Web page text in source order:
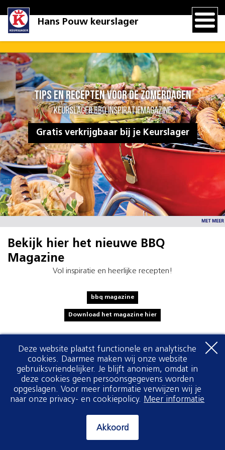
Hans Pouw keurslager
Tips en recepten voor de zomerdagen
KEURSLAGER BBQ INSPIRATIEMAGAZINE
Gratis verkrijgbaar bij je Keurslager
Bekijk hier het nieuwe BBQ
Magazine
Vol inspiratie en heerlijke recepten!
bbq magazine
Download het magazine hier
Deze website plaatst functionele en analytische
cookies. Daarmee maken wij onze website
gebruiksvriendelijker. Je blijft anoniem, omdat in
deze cookies geen persoonsgegevens worden
opgeslagen. Voor meer informatie verwijzen wij je
naar onze privacy- en cookiepolicy. Meer informatie
Akkoord